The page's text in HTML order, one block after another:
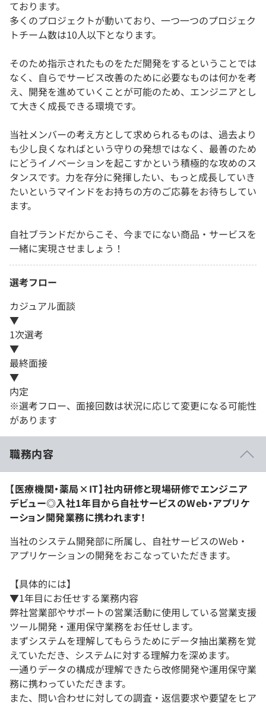
ております。
多くのプロジェクトが動いており、一つ一つのプロジェク
トチーム数は10人以下となります。
そのため指示されたものをただ開発をするということでは
なく、自らでサービス改善のために必要なものは何かを考
え、開発を進めていくことが可能のため、エンジニアとし
て大きく成長できる環境です。
当社メンバーの考え方として求められるものは、過去より
も少し良くなればという守りの発想ではなく、最善のため
にどうイノベーションを起こすかという積極的な攻めのス
タンスです。力を存分に発揮したい、もっと成長していき
たいというマインドをお持ちの方のご応募をお待ちしてい
ます。
自社ブランドだからこそ、今までにない商品・サービスを
一緒に実現させましょう！
選考フロー
カジュアル面談
▼
1次選考
▼
最終面接
▼
内定
※選考フロー、面接回数は状況に応じて変更になる可能性
があります
職務内容
【医療機関・薬局×IT】社内研修と現場研修でエンジニア
デビュー◎入社1年目から自社サービスのWeb・アプリケ
ーション開発業務に携われます！
当社のシステム開発部に所属し、自社サービスのWeb・
アプリケーションの開発をおこなっていただきます。
【具体的には】
▼1年⽬にお任せする業務内容
弊社営業部やサポートの営業活動に使用している営業支援
ツール開発・運用保守業務をお任せします。
まずシステムを理解してもらうためにデータ抽出業務を覚
えていただき、システムに対する理解力を深めます。
一通りデータの構成が理解できたら改修開発や運用保守業
務に携わっていただきます。
また、問い合わせに対しての調査・返信要求や要望をヒア